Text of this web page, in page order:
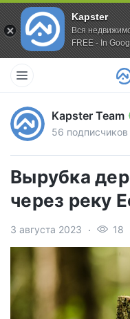
Kapster
Вся
FREE - In
Kapster Team
56 подписчиков
Вырубка
через реку
3 августа 2023 18